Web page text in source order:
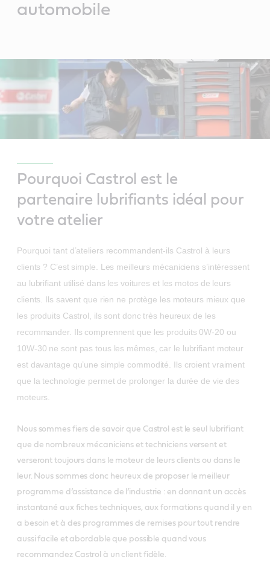
automobile
Pourquoi Castrol est le
partenaire lubrifiants idéal pour
votre atelier
Pourquoi tant d’ateliers recommandent-ils Castrol à leurs
clients ? C’est simple. Les meilleurs mécaniciens s’intéressent
au lubrifiant utilisé dans les voitures et les motos de leurs
clients. Ils savent que rien ne protège les moteurs mieux que
les produits Castrol, ils sont donc très heureux de les
recommander. Ils comprennent que les produits 0W-20 ou
10W-30 ne sont pas tous les mêmes, car le lubrifiant moteur
est davantage qu’une simple commodité. Ils croient vraiment
que la technologie permet de prolonger la durée de vie des
moteurs.
Nous sommes fiers de savoir que Castrol est le seul lubrifiant
que de nombreux mécaniciens et techniciens versent et
verseront toujours dans le moteur de leurs clients ou dans le
leur. Nous sommes donc heureux de proposer le meilleur
programme d’assistance de l’industrie : en donnant un accès
instantané aux fiches techniques, aux formations quand il y en
a besoin et à des programmes de remises pour tout rendre
aussi facile et abordable que possible quand vous
recommandez Castrol à un client fidèle.